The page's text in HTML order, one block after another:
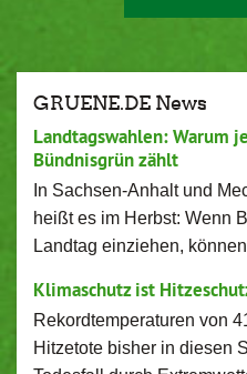
GRUENE.DE News
Landtagswahlen: Warum
Bündnisgrün zählt
In Sachsen-Anhalt und
heißt es im Herbst: Wenn
Landtag einziehen,
Klimaschutz ist
Rekordtemperaturen von
Hitzetote bisher in diesen